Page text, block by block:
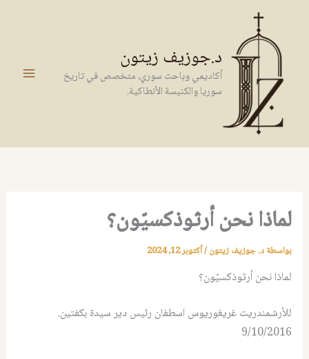
المحتوى
د.جوزيف زيتون
أكاديمي وباحث سوري، متخصص في تاريخ
سوريا والكنيسة الأنطاكية.
لماذا نحن أرثوذكسيّون؟
بواسطةد. جوزيف زيتون/أكتوبر 12, 2024
لماذا نحن أرثوذكسيّون؟
للأرشمندريت غريغوريوس اسطفان رئيس دير سيدة بكفتين.
9/10/2016